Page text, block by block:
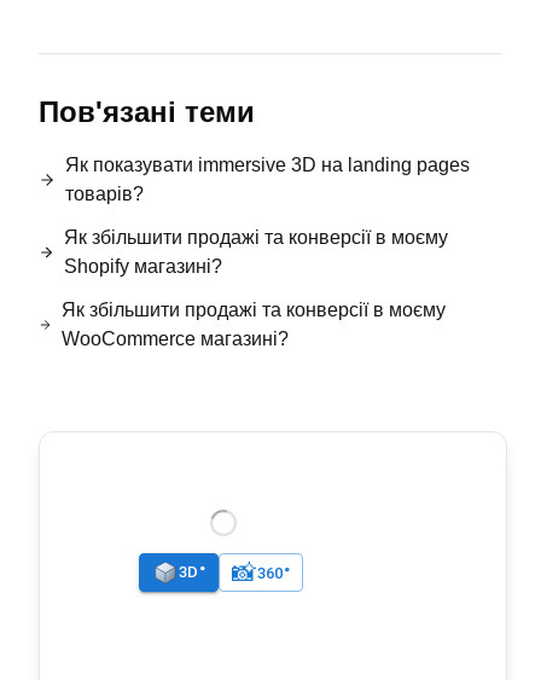
Пов'язані теми
Як показувати immersive 3D на landing pages
товарів?
Як збільшити продажі та конверсії в моєму
Shopify магазині?
Як збільшити продажі та конверсії в моєму
WooCommerce магазині?